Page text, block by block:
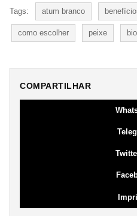
Tags: atum branco
como escolher peixe
COMPARTILHAR